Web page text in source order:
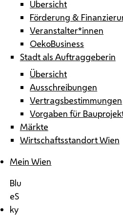
Übersicht
Förderung &
Veranstalter*innen
OekoBusiness
Stadt als Auftraggeberin
Übersicht
Ausschreibungen
Vertragsbestimmungen
Vorgaben für
Märkte
Wirtschaftsstandort Wien
Mein Wien
Blu
eS
ky